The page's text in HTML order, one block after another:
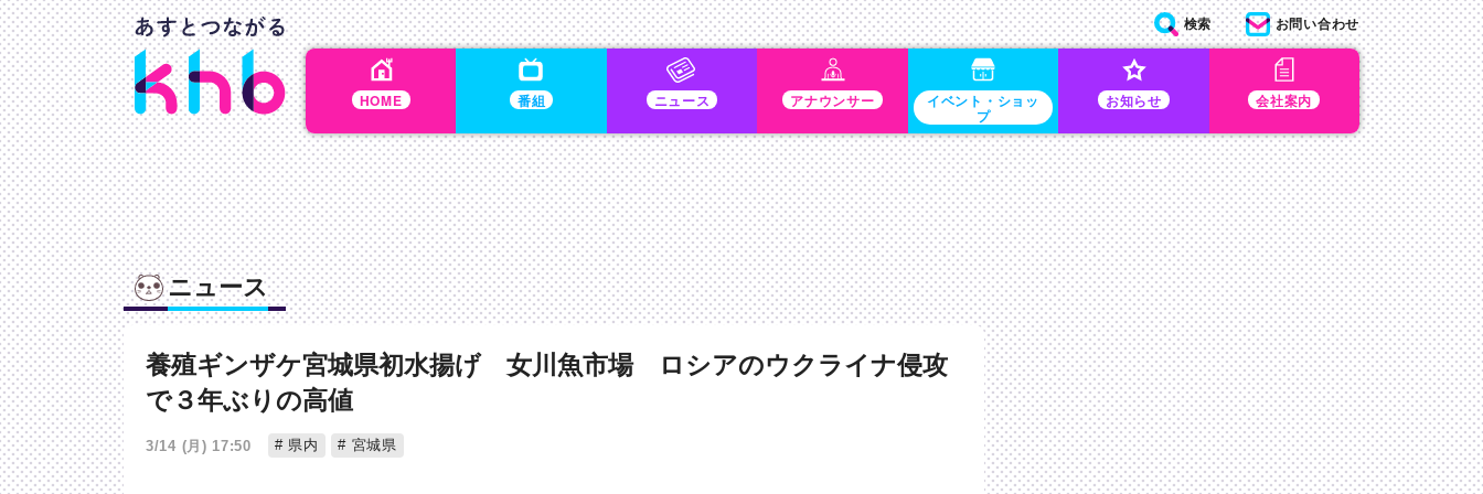
HOME 番組 ニュース アナウンサー イベント・ショッ
プ
お知らせ 会社案内
検索 お問い合わせ
ニュース
養殖ギンザケ宮城県初水揚げ 女川魚市場 ロシアのウクライナ侵攻
で３年ぶりの高値
3/14 (月) 17:50 県内 宮城県